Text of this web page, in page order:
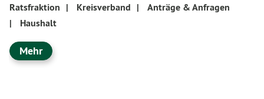
Ratsfraktion | Kreisverband |
Anträge & Anfragen
|
Haushalt
Mehr